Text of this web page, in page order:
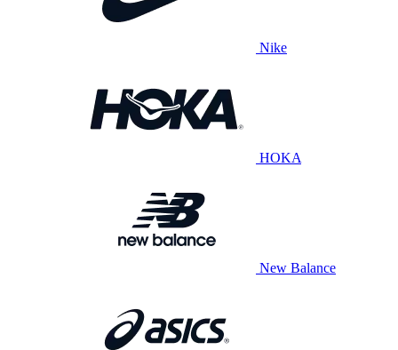
Nike
HOKA
New Balance